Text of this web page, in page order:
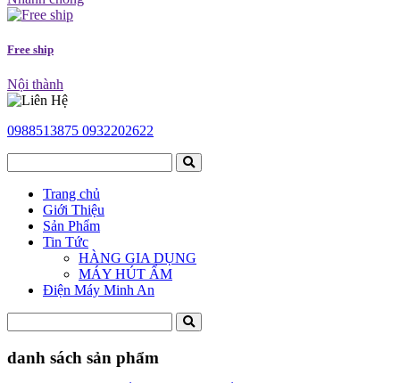
Free ship
Nội thành
0988513875 0932202622
Trang chủ
Giới Thiệu
Sản Phẩm
Tin Tức
HÀNG GIA DỤNG
MÁY HÚT ẨM
Điện Máy Minh An
danh sách sản phẩm